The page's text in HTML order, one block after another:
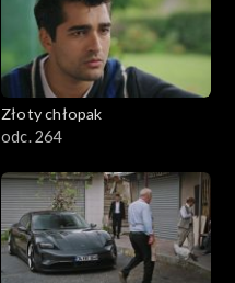
Złoty chłopak
odc. 264